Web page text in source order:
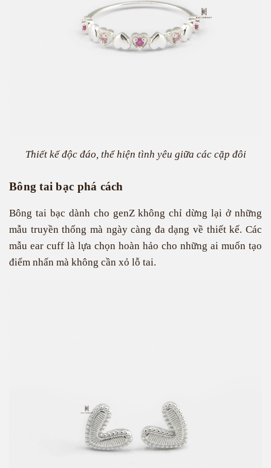
Thiết kế độc đáo, thể hiện tình yêu giữa các cặp đôi
Bông tai bạc phá cách
Bông tai bạc dành cho genZ không chỉ dừng lại ở những
mẫu truyền thống mà ngày càng đa dạng về thiết kế. Các
mẫu ear cuff là lựa chọn hoàn hảo cho những ai muốn tạo
điểm nhấn mà không cần xỏ lỗ tai.